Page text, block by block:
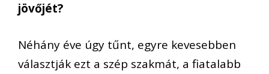
jövőjét?
Néhány éve úgy tűnt, egyre kevesebben
választják ezt a szép szakmát, a fiatalabb